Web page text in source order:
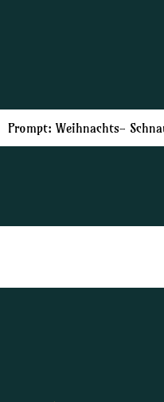
Prompt: Weihnachts-